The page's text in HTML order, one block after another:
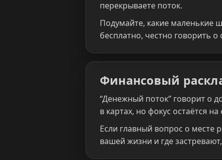
перекрываете поток.
Подумайте, какие маленькие
бесплатно, честно говорить
Финансовый
“Денежный поток” говорит о
в картах, но фокус остаётся
Если главный вопрос о месте
вашей жизни и где